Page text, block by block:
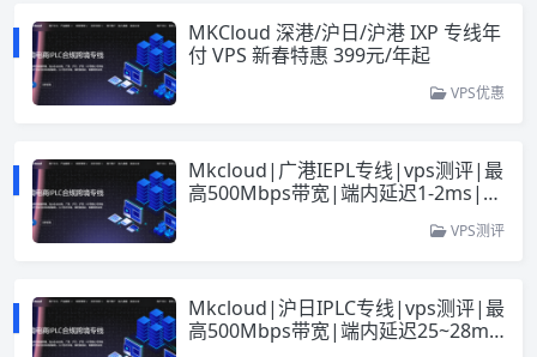
MKCloud 深港/沪日/沪港 IXP 专线年
付 VPS 新春特惠 399元/年起
VPS优惠
Mkcloud|广港IEPL专线|vps测评|最
高500Mbps带宽|端内延迟1-2ms|跨
VPS测评
Mkcloud|沪日IPLC专线|vps测评|最
高500Mbps带宽|端内延迟25~28ms